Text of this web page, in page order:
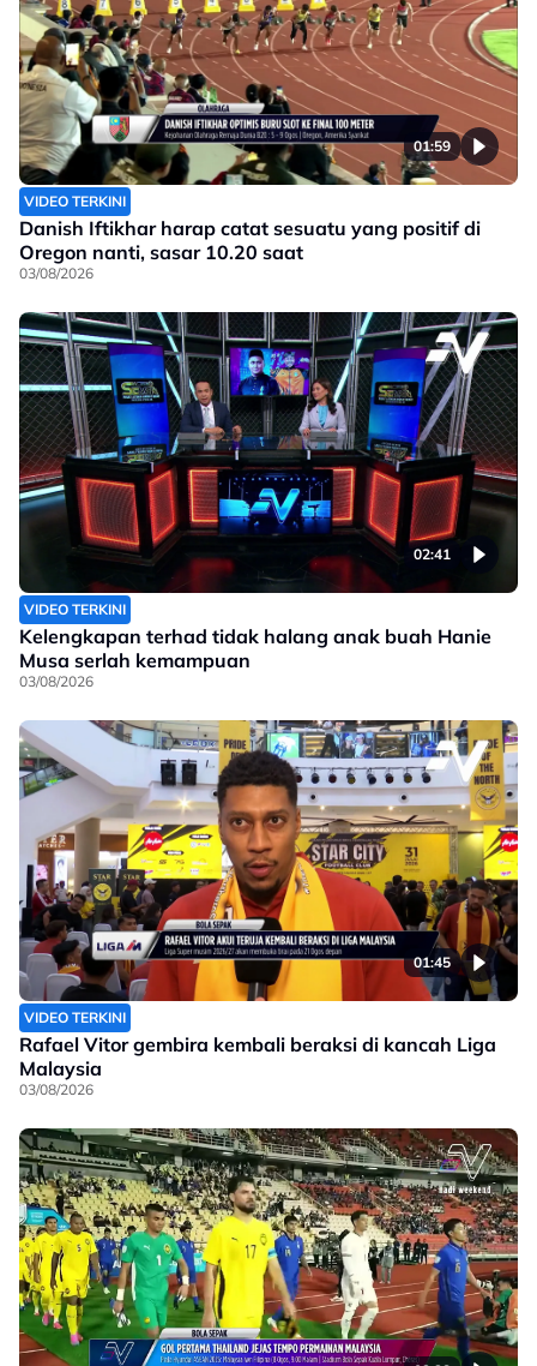
01:59
VIDEO TERKINI
Danish Iftikhar harap catat sesuatu yang positif di
Oregon nanti, sasar 10.20 saat
03/08/2026
02:41
VIDEO TERKINI
Kelengkapan terhad tidak halang anak buah Hanie
Musa serlah kemampuan
03/08/2026
01:45
VIDEO TERKINI
Rafael Vitor gembira kembali beraksi di kancah Liga
Malaysia
03/08/2026